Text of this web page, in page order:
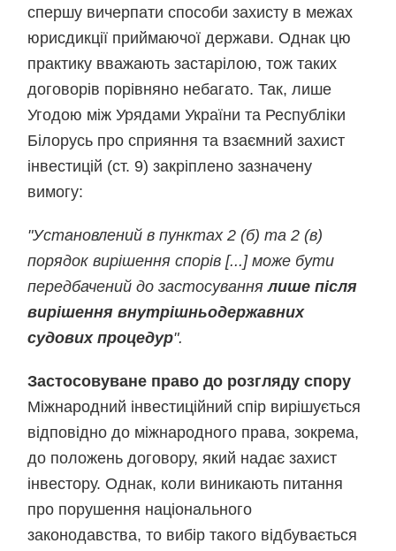
спершу вичерпати способи захисту в межах
юрисдикції приймаючої держави. Однак цю
практику вважають застарілою, тож таких
договорів порівняно небагато. Так, лише
Угодою між Урядами України та Республіки
Білорусь про сприяння та взаємний захист
інвестицій (ст. 9) закріплено зазначену
вимогу:
"Установлений в пунктах 2 (б) та 2 (в)
порядок вирішення спорів [...] може бути
передбачений до застосуваннялише після
вирішення внутрішньодержавних
судових процедур".
Застосовуване право до розгляду спору
Міжнародний інвестиційний спір вирішується
відповідно до міжнародного права, зокрема,
до положень договору, який надає захист
інвестору. Однак, коли виникають питання
про порушення національного
законодавства, то вибір такого відбувається